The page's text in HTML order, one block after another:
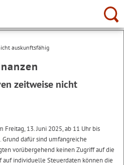
auskunftsfähig
zeitweise nicht
Freitag, 13. Juni 2025, ab 11 Uhr bis
dafür sind umfangreiche
vorübergehend keinen Zugriff auf die
auf individuelle Steuerdaten können die